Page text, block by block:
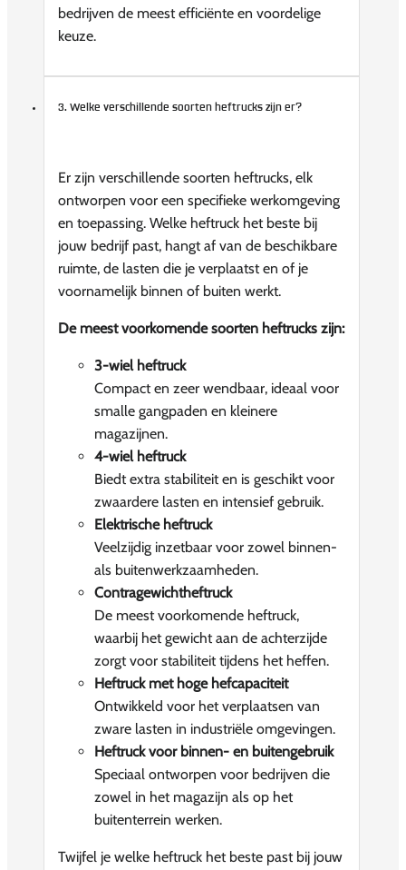
bedrijven de meest efficiënte en voordelige
keuze.
3. Welke verschillende soorten heftrucks zijn er?
Er zijn verschillende soorten heftrucks, elk
ontworpen voor een specifieke werkomgeving
en toepassing. Welke heftruck het beste bij
jouw bedrijf past, hangt af van de beschikbare
ruimte, de lasten die je verplaatst en of je
voornamelijk binnen of buiten werkt.
De meest voorkomende soorten heftrucks zijn:
3-wiel heftruck
Compact en zeer wendbaar, ideaal voor
smalle gangpaden en kleinere
magazijnen.
4-wiel heftruck
Biedt extra stabiliteit en is geschikt voor
zwaardere lasten en intensief gebruik.
Elektrische heftruck
Veelzijdig inzetbaar voor zowel binnen-
als buitenwerkzaamheden.
Contragewichtheftruck
De meest voorkomende heftruck,
waarbij het gewicht aan de achterzijde
zorgt voor stabiliteit tijdens het heffen.
Heftruck met hoge hefcapaciteit
Ontwikkeld voor het verplaatsen van
zware lasten in industriële omgevingen.
Heftruck voor binnen- en buitengebruik
Speciaal ontworpen voor bedrijven die
zowel in het magazijn als op het
buitenterrein werken.
Twijfel je welke heftruck het beste past bij jouw